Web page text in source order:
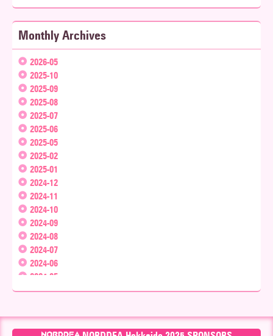
Monthly Archives
2026-05
2025-10
2025-09
2025-08
2025-07
2025-06
2025-05
2025-02
2025-01
2024-12
2024-11
2024-10
2024-09
2024-08
2024-07
2024-06
2024-05
2024-04
2024-02
2024-01